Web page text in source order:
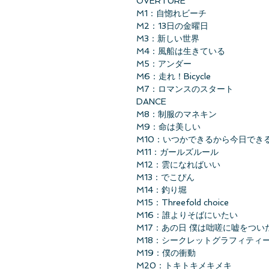
M1：自惚れビーチ
M2：13日の金曜日
M3：新しい世界
M4：風船は生きている
M5：アンダー
M6：走れ！Bicycle
M7：ロマンスのスタート
DANCE
M8：制服のマネキン
M9：命は美しい
M10：いつかできるから今日でき
M11：ガールズルール
M12：雲になればいい
M13：でこぴん
M14：釣り堀
M15：Threefold choice
M16：誰よりそばにいたい
M17：あの日 僕は咄嗟に嘘をつい
M18：シークレットグラフィティ
M19：僕の衝動
M20：トキトキメキメキ